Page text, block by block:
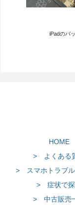
iPadのバ
HOME
> よくある
> スマホトラブ
> 症状で
> 中古販売